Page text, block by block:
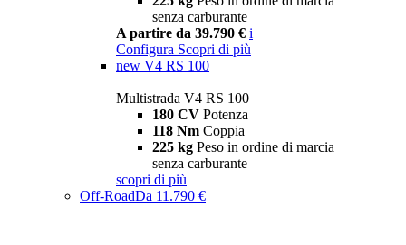
senza carburante
A partire da 39.790 € i
Configura Scopri di più
new V4 RS 100
Multistrada V4 RS 100
180 CV Potenza
118 Nm Coppia
225 kg Peso in ordine di marcia
senza carburante
scopri di più
Off-RoadDa 11.790 €